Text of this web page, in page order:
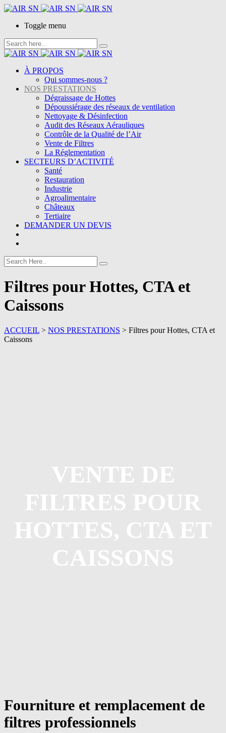
Toggle menu
À PROPOS
Qui sommes-nous ?
NOS PRESTATIONS
Dégraissage de Hottes
Dépoussiérage des réseaux de ventilation
Nettoyage & Désinfection
Audit des Réseaux Aérauliques
Contrôle de la Qualité de l’Air
Vente de Filtres
La Réglementation
SECTEURS D’ACTIVITÉ
Santé
Restauration
Industrie
Agroalimentaire
Châteaux
Tertiaire
DEMANDER UN DEVIS
Filtres pour Hottes, CTA et
Caissons
ACCUEIL > NOS PRESTATIONS > Filtres pour Hottes, CTA et
Caissons
Fourniture et remplacement de
filtres professionnels